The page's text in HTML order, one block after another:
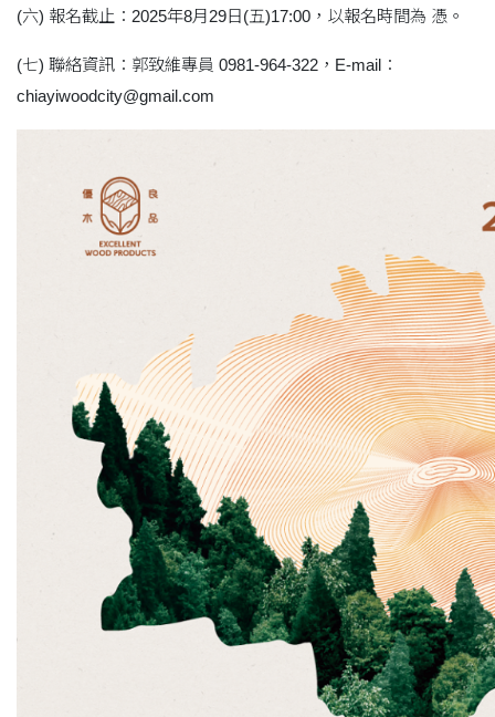
(六) 報名截止：2025年8月29日(五)17:00，以報名時間為 憑。
(七) 聯絡資訊：郭致維專員 0981-964-322，E-mail：
chiayiwoodcity@gmail.com